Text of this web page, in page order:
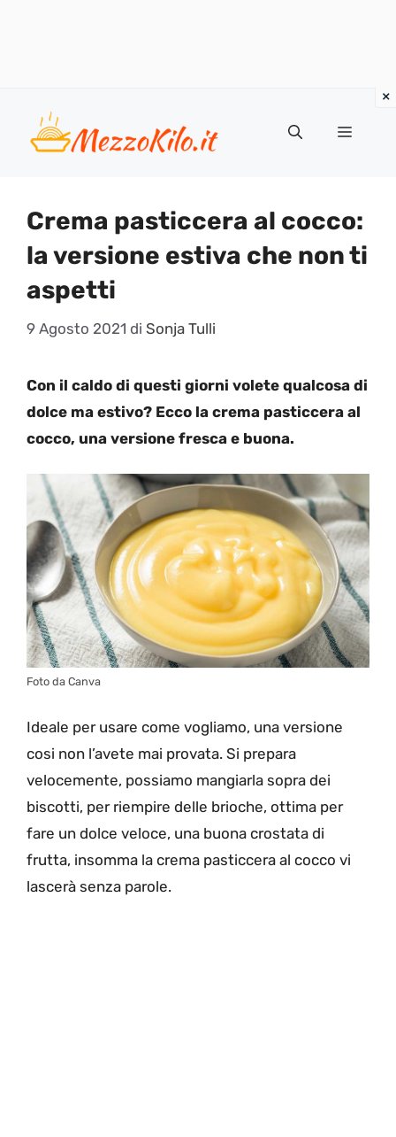
contenuto
Menu
Crema pasticcera al cocco:
la versione estiva che non ti
aspetti
9 Agosto 2021 di Sonja Tulli
Con il caldo di questi giorni volete qualcosa di
dolce ma estivo? Ecco la crema pasticcera al
cocco, una versione fresca e buona.
Foto da Canva
Ideale per usare come vogliamo, una versione
cosi non l’avete mai provata. Si prepara
velocemente, possiamo mangiarla sopra dei
biscotti, per riempire delle brioche, ottima per
fare un dolce veloce, una buona crostata di
frutta, insomma la crema pasticcera al cocco vi
lascerà senza parole.